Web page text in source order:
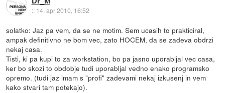
:: 14. apr 2010, 16:52
solatko: Jaz pa vem, da se ne motim. Sem ucasih to prakticiral,
ampak definitivno ne bom vec, zato HOCEM, da se zadeva obdrzi
nekaj casa.
Tisti, ki pa kupi to za workstation, bo pa jasno uporabljal vec casa,
ker bo skozi to obdobje tudi uporabljal vedno enako programsko
opremo. (tudi jaz imam s "profi" zadevami nekaj izkusenj in vem
kako stvari tam potekajo).